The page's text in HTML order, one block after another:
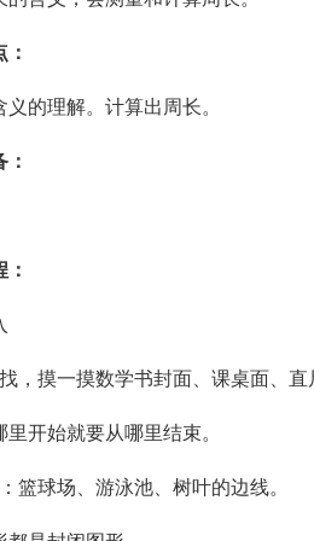
义的理解。计算出周长。
，摸一摸数学书封面、课桌面、直
里开始就要从哪里结束。
篮球场、游泳池、树叶的边线。